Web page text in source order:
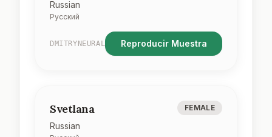
Russian
Русский
DMITRYNEURAL Reproducir Muestra
Svetlana
Russian
FEMALE